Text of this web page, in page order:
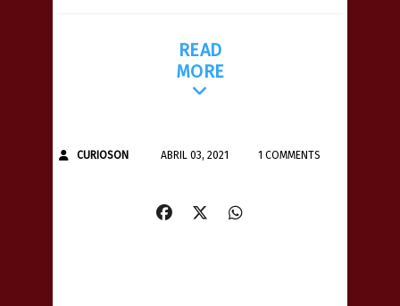
READ
MORE
CURIOSON ABRIL 03, 2021 1 COMMENTS